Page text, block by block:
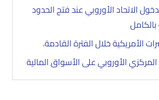
الاتحاد الأوروبي عند فتح الحدود
الأمريكية خلال الفترة القادمة.
الأوروبي على الأسواق المالية